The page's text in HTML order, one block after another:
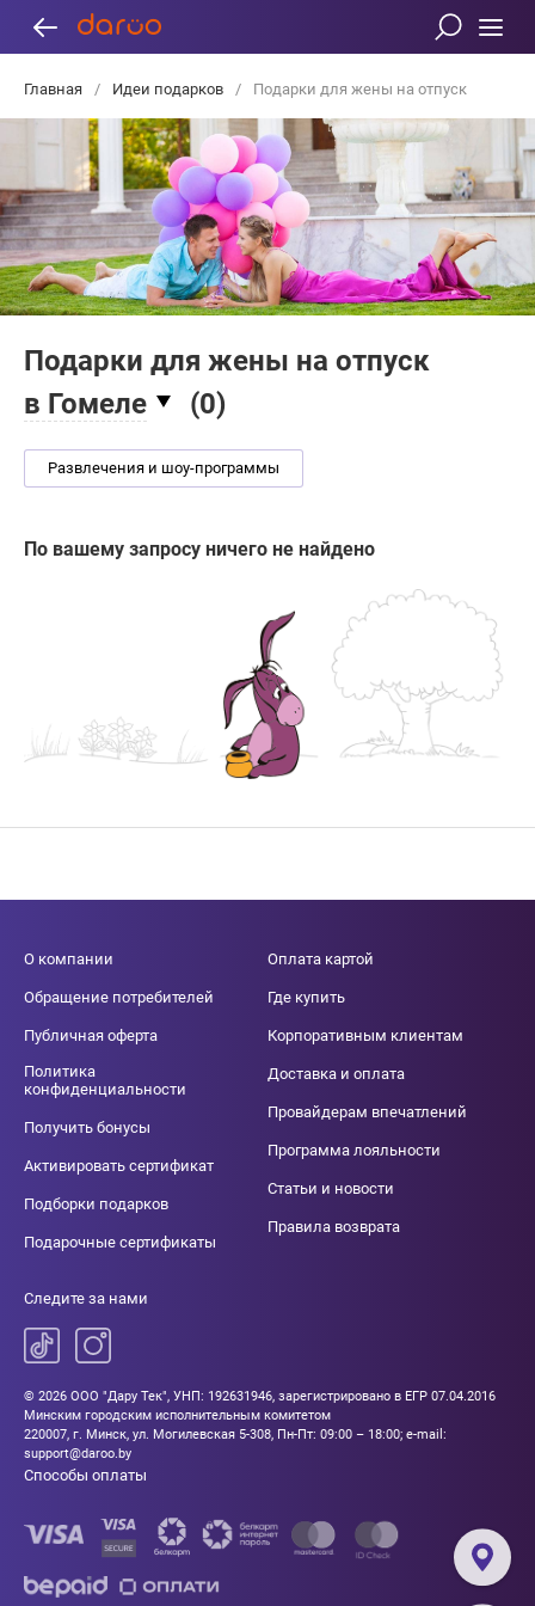
Главная / Идеи подарков / Подарки для жены на отпуск
Подарки для жены на отпуск
в Гомеле
(0)
Развлечения и шоу-программы
По вашему запросу ничего не найдено
О компании
Обращение потребителей
Публичная оферта
Политика
конфиденциальности
Получить бонусы
Активировать сертификат
Подборки подарков
Подарочные сертификаты
Оплата картой
Где купить
Корпоративным клиентам
Доставка и оплата
Провайдерам впечатлений
Программа лояльности
Статьи и новости
Правила возврата
Следите за нами
© 2026 ООО "Дару Тек", УНП: 192631946, зарегистрировано в ЕГР 07.04.2016
Минским городским исполнительным комитетом
220007, г. Минск, ул. Могилевская 5-308, Пн-Пт: 09:00 – 18:00; e-mail:
support@daroo.by
Способы оплаты